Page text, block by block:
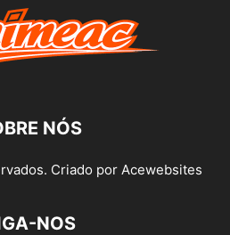
NÓS
Criado por Acewebsites
NOS